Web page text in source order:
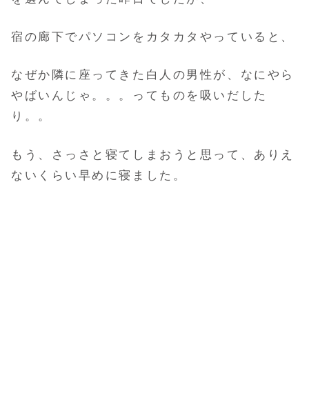
宿の廊下でパソコンをカタカタやっていると、
なぜか隣に座ってきた白人の男性が、なにやら
やばいんじゃ。。。ってものを吸いだした
り。。
もう、さっさと寝てしまおうと思って、ありえ
ないくらい早めに寝ました。